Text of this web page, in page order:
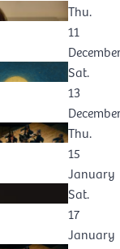
Thu.
11
Sat.
13
Thu.
15
January
Sat.
17
January